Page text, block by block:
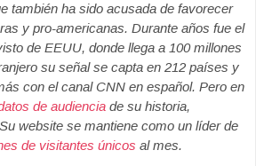
también ha sido acusada de favorecer
y pro-americanas. Durante años fue el
de EEUU, donde llega a 100 millones
su señal se capta en 212 países y
con el canal CNN en español. Pero en
de audiencia de su historia,
website se mantiene como un líder de
de visitantes únicos al mes.